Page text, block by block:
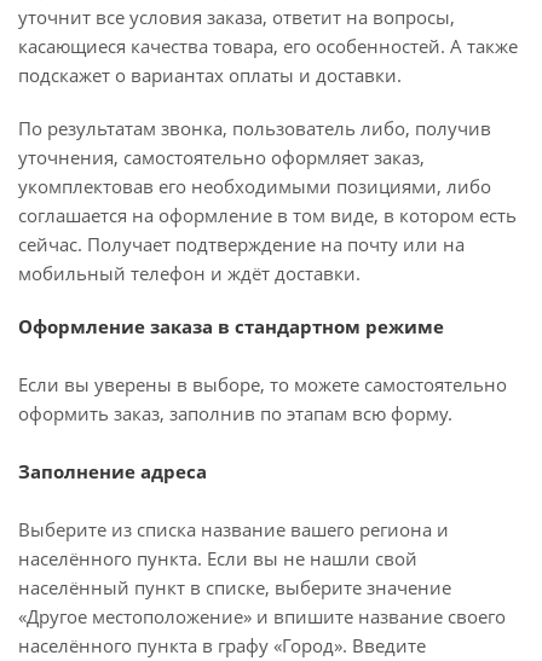
уточнит все условия заказа, ответит на вопросы,
касающиеся качества товара, его особенностей. А также
подскажет о вариантах оплаты и доставки.
По результатам звонка, пользователь либо, получив
уточнения, самостоятельно оформляет заказ,
укомплектовав его необходимыми позициями, либо
соглашается на оформление в том виде, в котором есть
сейчас. Получает подтверждение на почту или на
мобильный телефон и ждёт доставки.
Оформление заказа в стандартном режиме
Если вы уверены в выборе, то можете самостоятельно
оформить заказ, заполнив по этапам всю форму.
Заполнение адреса
Выберите из списка название вашего региона и
населённого пункта. Если вы не нашли свой
населённый пункт в списке, выберите значение
«Другое местоположение» и впишите название своего
населённого пункта в графу «Город». Введите